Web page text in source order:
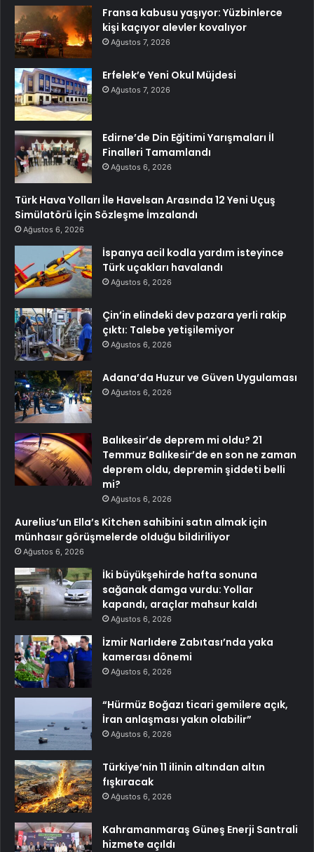
Fransa kabusu yaşıyor: Yüzbinlerce
kişi kaçıyor alevler kovalıyor
Ağustos 7, 2026
Erfelek’e Yeni Okul Müjdesi
Ağustos 7, 2026
Edirne’de Din Eğitimi Yarışmaları İl
Finalleri Tamamlandı
Ağustos 6, 2026
Türk Hava Yolları İle Havelsan Arasında 12 Yeni Uçuş
Simülatörü İçin Sözleşme İmzalandı
Ağustos 6, 2026
İspanya acil kodla yardım isteyince
Türk uçakları havalandı
Ağustos 6, 2026
Çin’in elindeki dev pazara yerli rakip
çıktı: Talebe yetişilemiyor
Ağustos 6, 2026
Adana’da Huzur ve Güven Uygulaması
Ağustos 6, 2026
Balıkesir’de deprem mi oldu? 21
Temmuz Balıkesir’de en son ne zaman
deprem oldu, depremin şiddeti belli
mi?
Ağustos 6, 2026
Aurelius’un Ella’s Kitchen sahibini satın almak için
münhasır görüşmelerde olduğu bildiriliyor
Ağustos 6, 2026
İki büyükşehirde hafta sonuna
sağanak damga vurdu: Yollar
kapandı, araçlar mahsur kaldı
Ağustos 6, 2026
İzmir Narlıdere Zabıtası’nda yaka
kamerası dönemi
Ağustos 6, 2026
“Hürmüz Boğazı ticari gemilere açık,
İran anlaşması yakın olabilir”
Ağustos 6, 2026
Türkiye’nin 11 ilinin altından altın
fışkıracak
Ağustos 6, 2026
Kahramanmaraş Güneş Enerji Santrali
hizmete açıldı